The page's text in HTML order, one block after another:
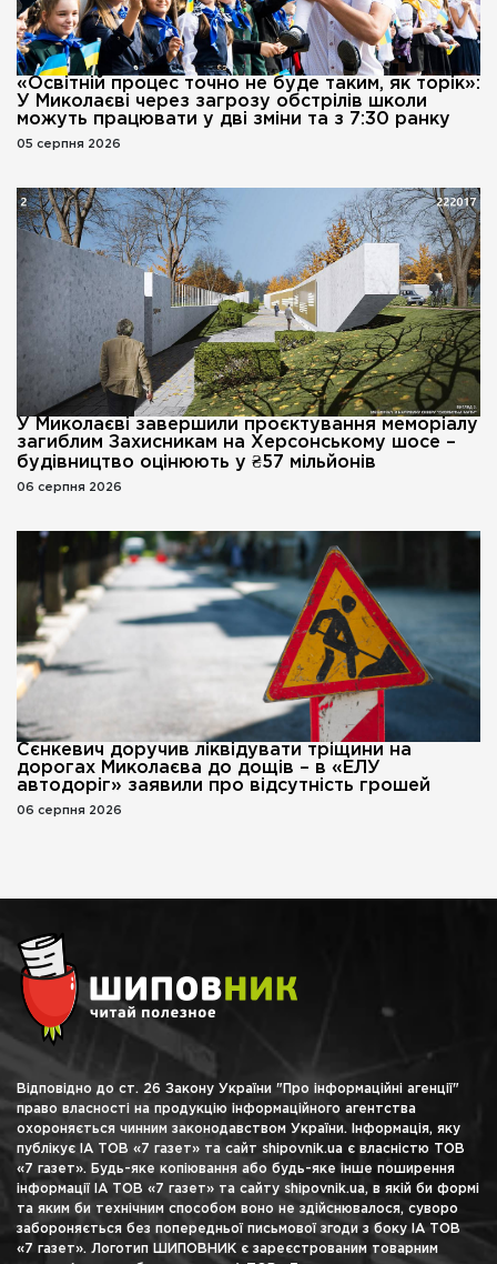
«Освітній процес точно не буде таким, як торік»:
У Миколаєві через загрозу обстрілів школи
можуть працювати у дві зміни та з 7:30 ранку
05 серпня 2026
У Миколаєві завершили проєктування меморіалу
загиблим Захисникам на Херсонському шосе –
будівництво оцінюють у ₴57 мільйонів
06 серпня 2026
Сєнкевич доручив ліквідувати тріщини на
дорогах Миколаєва до дощів – в «ЕЛУ
автодоріг» заявили про відсутність грошей
06 серпня 2026
Відповідно до ст. 26 Закону України "Про інформаційні агенції"
право власності на продукцію інформаційного агентства
охороняється чинним законодавством України. Інформація, яку
публікує ІА ТОВ «7 газет» та сайт shipovnik.ua є власністю ТОВ
«7 газет». Будь-яке копіювання або будь-яке інше поширення
інформації ІА ТОВ «7 газет» та сайту shipovnik.ua, в якій би формі
та яким би технічним способом воно не здійснювалося, суворо
забороняється без попередньої письмової згоди з боку ІА ТОВ
«7 газет». Логотип ШИПОВНИК є зареєстрованим товарним